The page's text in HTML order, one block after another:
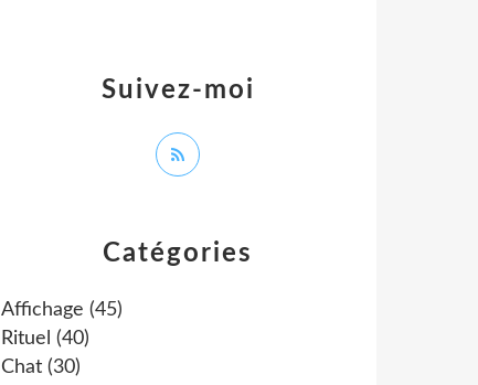
Catégories
Affichage (45)
Rituel (40)
Chat (30)
Suivez-moi